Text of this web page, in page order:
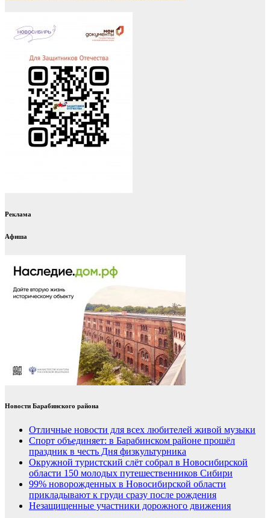
Реклама
Афиша
Новости Барабинского района
Отличные новости для всех любителей живой музыки
Спорт объединяет: в Барабинском районе прошёл
праздник в честь Дня физкультурника
Окружной туристский слёт собрал в Новосибирской
области 150 молодых путешественников Сибири
99% новорожденных в Новосибирской области
прикладывают к груди сразу после рождения
Незащищенные участники дорожного движения